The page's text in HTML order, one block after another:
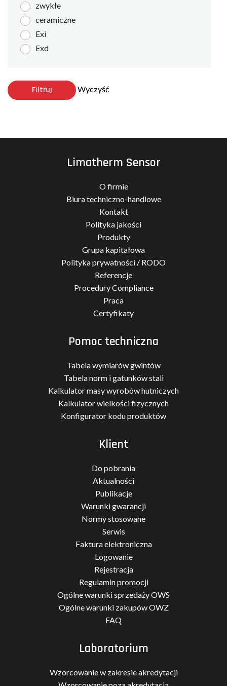
zwykłe
ceramiczne
Exi
Exd
Filtruj Wyczyść
Limatherm Sensor
O firmie
Biura techniczno-handlowe
Kontakt
Polityka jakości
Produkty
Grupa kapitałowa
Polityka prywatności / RODO
Referencje
Procedury Compliance
Praca
Certyfikaty
Pomoc techniczna
Tabela wymiarów gwintów
Tabela norm i gatunków stali
Kalkulator masy wyrobów hutniczych
Kalkulator wielkości fizycznych
Konfigurator kodu produktów
Klient
Do pobrania
Aktualności
Publikacje
Warunki gwarancji
Normy stosowane
Serwis
Faktura elektroniczna
Logowanie
Rejestracja
Regulamin promocji
Ogólne warunki sprzedaży OWS
Ogólne warunki zakupów OWZ
FAQ
Laboratorium
Wzorcowanie w zakresie akredytacji